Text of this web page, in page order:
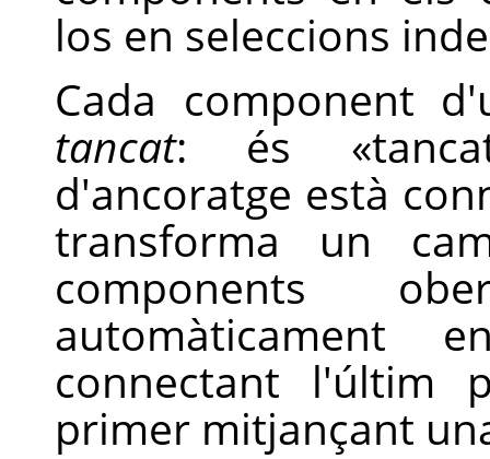
los en seleccions
Cada component
tancat: és «
d'ancoratge està
transforma un
components
automàticament
connectant l'últim
primer mitjançant